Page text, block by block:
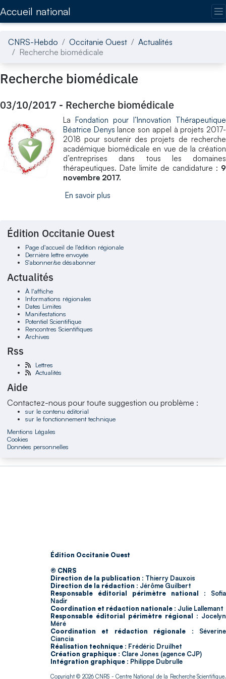
Accueil national
CNRS-Hebdo Occitanie Ouest
Actualités
Recherche biomédicale
Recherche biomédicale
03/10/2017 - Recherche biomédicale
La Fondation pour l’Innovation Thérapeutique
Béatrice Denys lance son appel à projets 2017-
2018 pour soutenir des projets de recherche
académique biomédicale en vue de la création
d’entreprises dans tous les domaines
thérapeutiques. Date limite de candidature : 9
novembre 2017.
En savoir plus
Édition Occitanie Ouest
Page d'accueil de l'édition régionale
Dernière lettre envoyée
S'abonner/se désabonner
Actualités
À l'affiche
Informations régionales
Dates Limites
Manifestations
Potentiel Scientifique
Rencontres Scientifiques
Archives
Rss
Lettres
Actualités
Aide
Contactez-nous pour toute suggestion ou problème :
sur le contenu éditorial
sur le fonctionnement technique
Mentions Légales
Cookies
Données personnelles
Édition Occitanie Ouest
© CNRS
Direction de la publication : Thierry Dauxois
Direction de la rédaction : Jérôme Guilbert
Responsable éditorial périmètre national : Sofia
Nadir
Coordination et rédaction nationale : Julie Lallemant
Responsable éditorial périmètre régional : Jocelyn
Méré
Coordination et rédaction régionale : Séverine
Ciancia
Réalisation technique : Frédéric Druilhet
Création graphique : Clare Jones (agence CJP)
Intégration graphique : Philippe Dubrulle
Copyright © 2026CNRS - Centre National de la Recherche Scientifique.